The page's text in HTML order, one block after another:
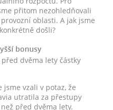
přitom nezohledňovali
oblasti. A jak jsme
došli?
bonusy
dvěma lety částky
jsme vzali v potaz, že
utratila za přestupy
před dvěma lety.